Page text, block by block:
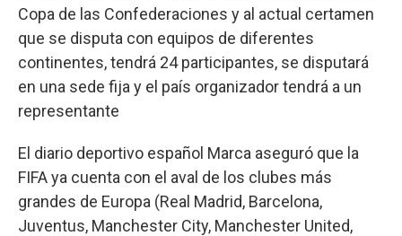
Copa de las Confederaciones y al actual certamen
que se disputa con equipos de diferentes
continentes, tendrá 24 participantes, se disputará
en una sede fija y el país organizador tendrá a un
representante
El diario deportivo español Marca aseguró que la
FIFA ya cuenta con el aval de los clubes más
grandes de Europa (Real Madrid, Barcelona,
Juventus, Manchester City, Manchester United,